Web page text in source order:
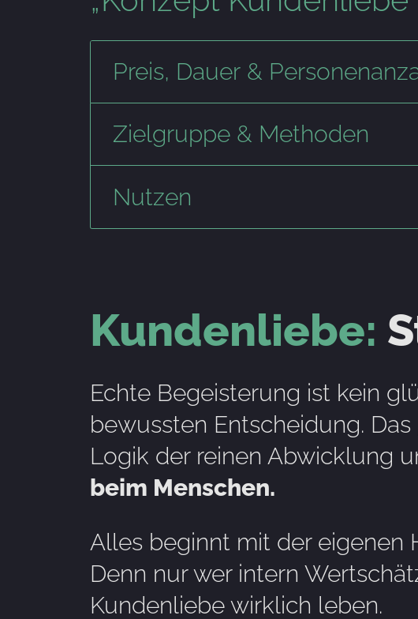
Preis, Dauer &
Zielgruppe & Methoden
Nutzen
Kundenliebe:
Echte Begeisterung ist kein
bewussten Entscheidung. Das
Logik der reinen Abwicklung
beim Menschen.
Alles beginnt mit der eigenen
Denn nur wer intern
Kundenliebe wirklich leben.